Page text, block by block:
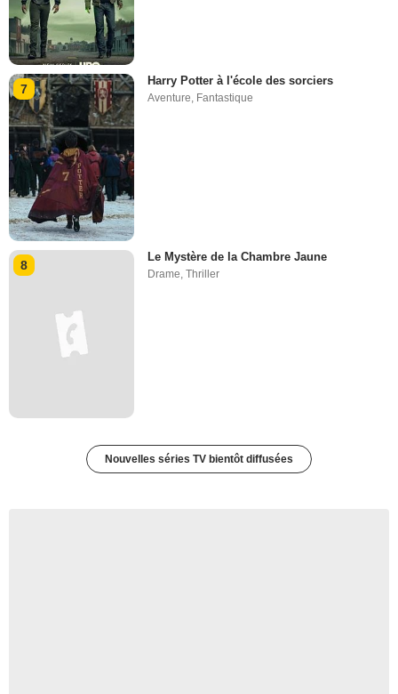
7
Harry Potter à l'école des sorciers
Aventure, Fantastique
8
Le Mystère de la Chambre Jaune
Drame,Thriller
Nouvelles séries TV bientôt diffusées